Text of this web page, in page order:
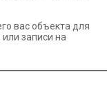
вас объекта для
записи на